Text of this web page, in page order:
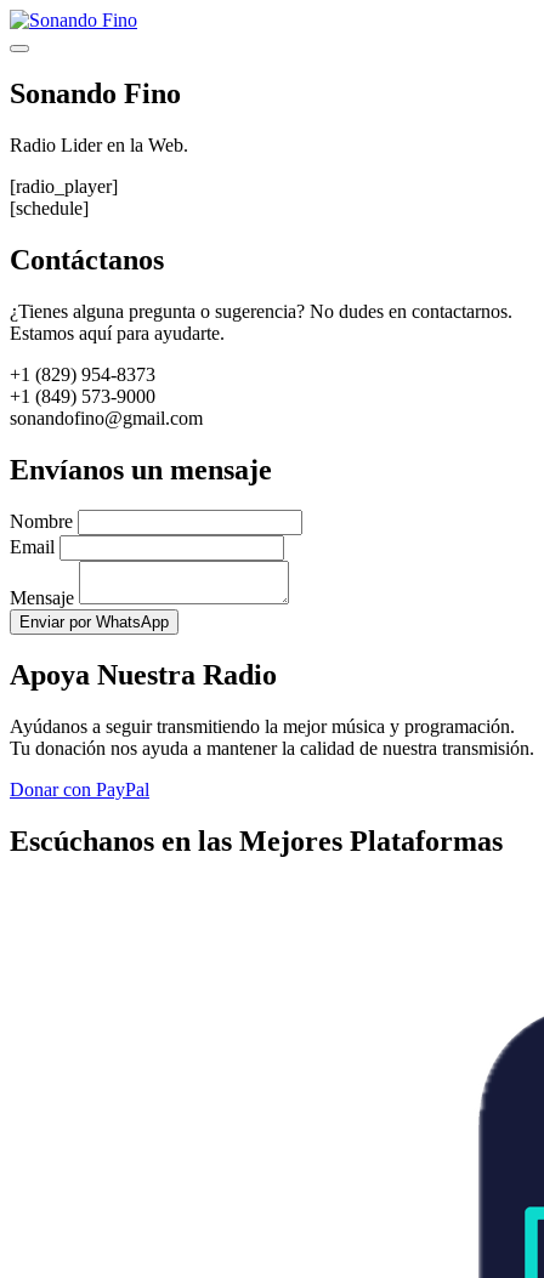
Saltar
al
Menú
Sonando Fino
Radio Lider en la Web.
[radio_player]
[schedule]
Contáctanos
¿Tienes alguna pregunta o sugerencia? No dudes en contactarnos.
Estamos aquí para ayudarte.
+1 (829) 954-8373
+1 (849) 573-9000
sonandofino@gmail.com
Envíanos un mensaje
Nombre
Email
Mensaje
Enviar por WhatsApp
Apoya Nuestra Radio
Ayúdanos a seguir transmitiendo la mejor música y programación.
Tu donación nos ayuda a mantener la calidad de nuestra transmisión.
Donar con PayPal
Escúchanos en las Mejores Plataformas